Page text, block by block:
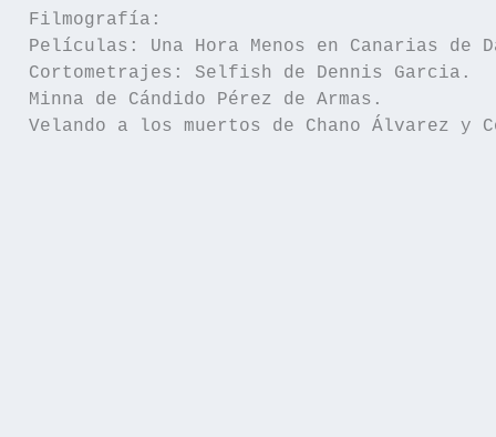
Filmografía:
Películas: Una Hora Menos en Canarias de
Cortometrajes: Selfish de Dennis Garcia.
Minna de Cándido Pérez de Armas.
Velando a los muertos de Chano Álvarez y